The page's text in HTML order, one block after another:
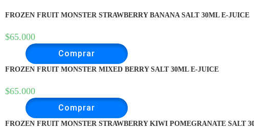
FROZEN FRUIT MONSTER STRAWBERRY BANANA SALT 30ML E-JUICE
$65.000
Comprar
FROZEN FRUIT MONSTER MIXED BERRY SALT 30ML E-JUICE
$65.000
Comprar
FROZEN FRUIT MONSTER STRAWBERRY KIWI POMEGRANATE SALT